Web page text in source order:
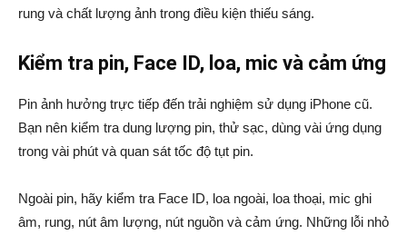
rung và chất lượng ảnh trong điều kiện thiếu sáng.
Kiểm tra pin, Face ID, loa, mic và cảm ứng
Pin ảnh hưởng trực tiếp đến trải nghiệm sử dụng iPhone cũ.
Bạn nên kiểm tra dung lượng pin, thử sạc, dùng vài ứng dụng
trong vài phút và quan sát tốc độ tụt pin.
Ngoài pin, hãy kiểm tra Face ID, loa ngoài, loa thoại, mic ghi
âm, rung, nút âm lượng, nút nguồn và cảm ứng. Những lỗi nhỏ